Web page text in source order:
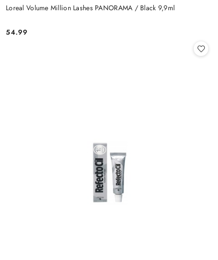
Loreal Volume Million Lashes PANORAMA / Black 9,9ml
Cena:
54.99